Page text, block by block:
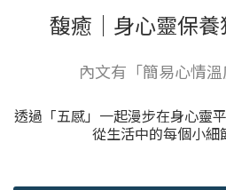
馥癒｜身心靈保
內文有「簡易心情
透過「五感」一起漫步在身心靈
從生活中的每個小細